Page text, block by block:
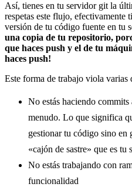
Así, tienes en tu servidor git la
respetas este flujo, efectivamente
versión de tu código fuente en tu
una copia de tu repositorio,
que haces push y el de tu
haces push!
Este forma de trabajo viola varias
No estás haciendo
menudo. Lo que significa
gestionar tu código sino en
«cajón de sastre» que es tu
No estás trabajando con
funcionalidad